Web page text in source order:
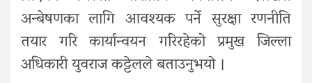
अन्बेषणका लागि आवश्यक पर्ने सुरक्षा रणनीति
तयार गरि कार्यान्वयन गरिरहेको प्रमुख जिल्ला
अधिकारी युवराज कट्टेलले बताउनुभयो ।